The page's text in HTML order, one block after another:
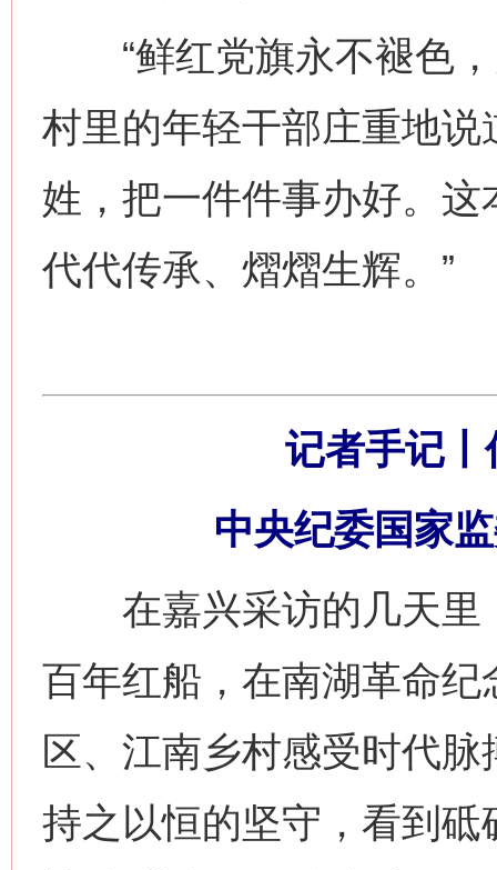
“鲜红党旗永不褪色，
村里的年轻干部庄重地说
姓，把一件件事办好。
代代传承、熠熠生辉。”
记者手记
中央纪委国家
在嘉兴采访的几天里
百年红船，在南湖革命
区、江南乡村感受时代
持之以恒的坚守，看到砥